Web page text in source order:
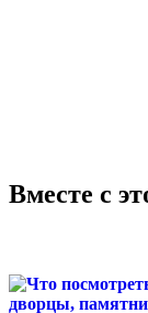
Вместе с